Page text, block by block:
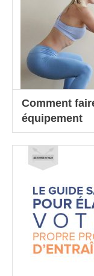
Comment
équipement